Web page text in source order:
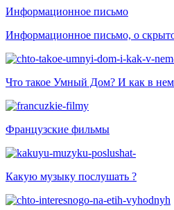
Информационное письмо
Информационное письмо, о
Что такое Умный Дом? И как в нем
Французские фильмы
Какую музыку послушать ?